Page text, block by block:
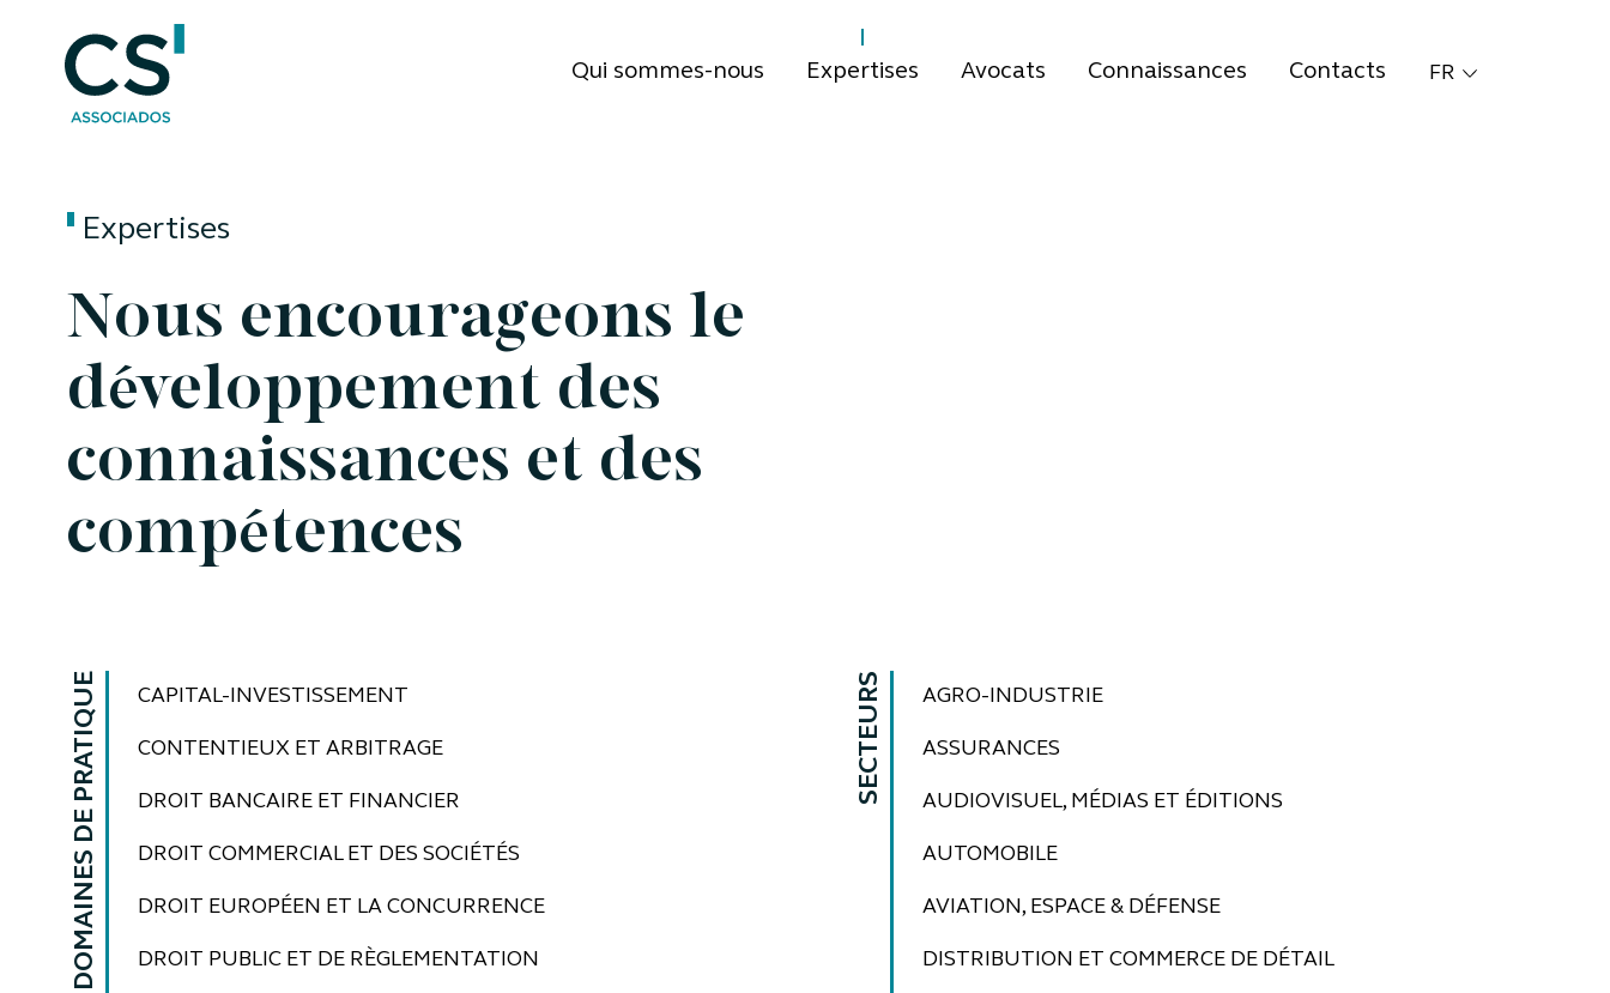
Qui sommes-nous Expertises Avocats Connaissances Contacts FR
Expertises
Nous encourageons le
développement des
connaissances et des
compétences
DOMAINES DE PRATIQUE CAPITAL-INVESTISSEMENT
CONTENTIEUX ET ARBITRAGE
DROIT BANCAIRE ET FINANCIER
DROIT COMMERCIAL ET DES SOCIÉTÉS
DROIT EUROPÉEN ET LA CONCURRENCE
DROIT PUBLIC ET DE RÈGLEMENTATION
SECTEURS AGRO-INDUSTRIE
ASSURANCES
AUDIOVISUEL, MÉDIAS ET ÉDITIONS
AUTOMOBILE
AVIATION, ESPACE & DÉFENSE
DISTRIBUTION ET COMMERCE DE DÉTAIL